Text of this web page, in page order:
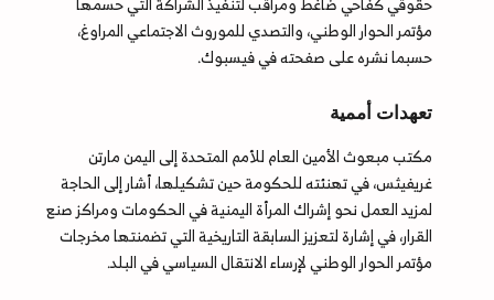
مؤتمر الحوار الوطني، والتصدي للموروث الاجتماعي المراوغ،
حسبما نشره على صفحته في فيسبوك.
تعهدات أممية
مكتب مبعوث الأمين العام للأمم المتحدة إلى اليمن مارتن
غريفيثس، في تهنئته للحكومة حين تشكيلها، أشار إلى الحاجة
لمزيد العمل نحو إشراك المرأة اليمنية في الحكومات ومراكز صنع
القرار، في إشارة لتعزيز السابقة التاريخية التي تضمنتها مخرجات
مؤتمر الحوار الوطني لإرساء الانتقال السياسي في البلد.